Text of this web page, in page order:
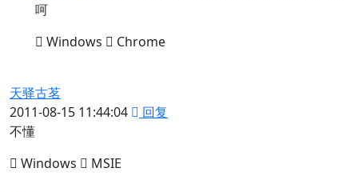
呵
Windows
Chrome
天驿古茗
2011-08-15 11:44:04
回复
不懂
Windows
MSIE